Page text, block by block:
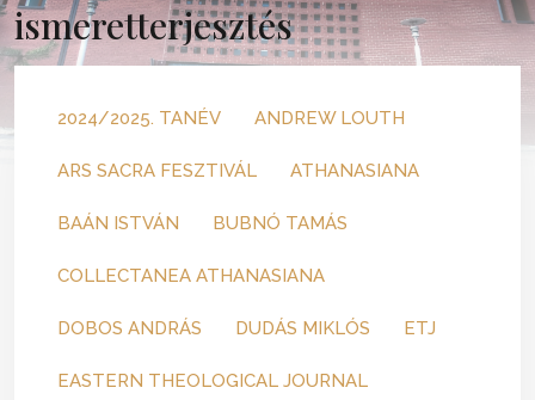
ismeretterjesztés
2024/2025. TANÉV ANDREW LOUTH
ARS SACRA FESZTIVÁL ATHANASIANA
BAÁN ISTVÁN BUBNÓ TAMÁS
COLLECTANEA ATHANASIANA
DOBOS ANDRÁS DUDÁS MIKLÓS ETJ
EASTERN THEOLOGICAL JOURNAL